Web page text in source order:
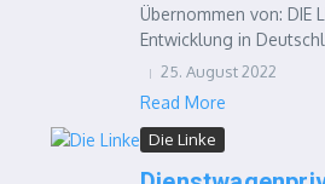
Übernommen von: DIE
Entwicklung in
25. August 2022
Read More
Die Linke